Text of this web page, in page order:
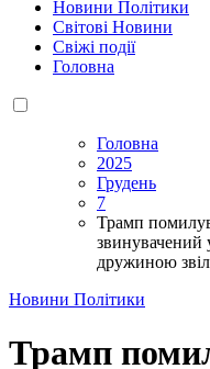
Новини Політики
Світові Новини
Свіжі події
Головна
Головна
2025
Грудень
7
Трамп
звинувачений
дружиною
Новини Політики
Трамп